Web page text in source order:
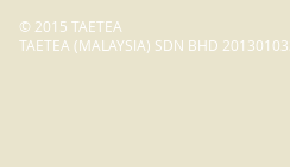
© 2015 TAETEA
TAETEA (MALAYSIA) SDN BHD